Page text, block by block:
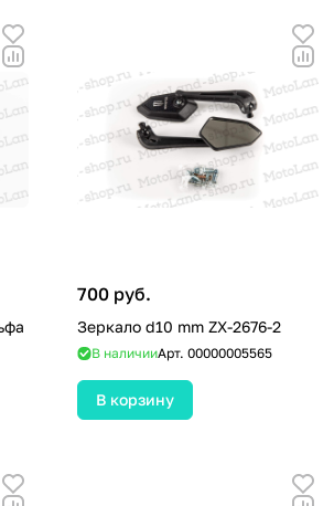
079 Альфа
700 руб.
Зеркало d10 mm ZX-2676-2
В наличииАрт. 00000005565
В корзину